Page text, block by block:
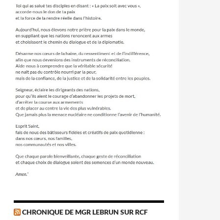
CHRONIQUE DE MGR LEBRUN SUR RCF